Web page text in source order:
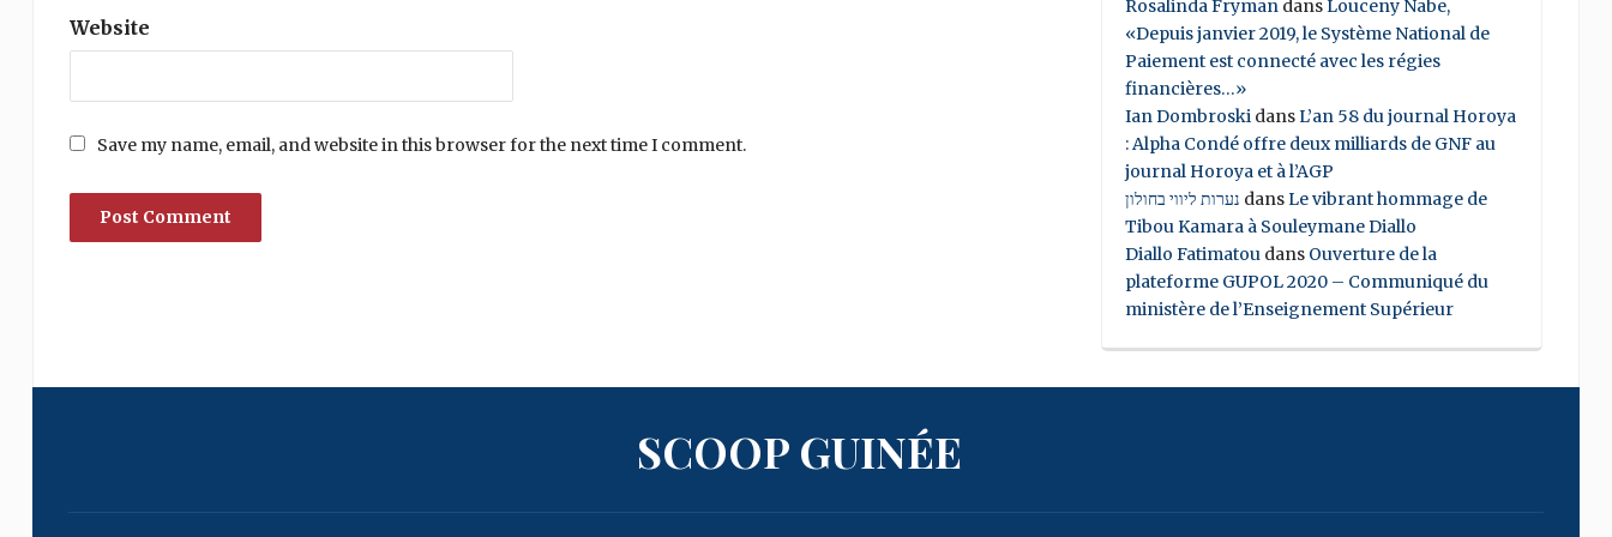
Website
Save my name, email, and website in this browser for the next time I comment.
Rosalinda FrymandansLouceny Nabe,
«Depuis janvier 2019, le Système National de
Paiement est connecté avec les régies
financières…»
Ian DombroskidansL’an 58 du journal Horoya
: Alpha Condé offre deux milliards de GNF au
journal Horoya et à l’AGP
נערות ליווי בחולון dansLe vibrant hommage de
Tibou Kamara à Souleymane Diallo
Diallo Fatimatoudans Ouverture de la
plateforme GUPOL 2020 – Communiqué du
ministère de l’Enseignement Supérieur
SCOOP GUINÉE